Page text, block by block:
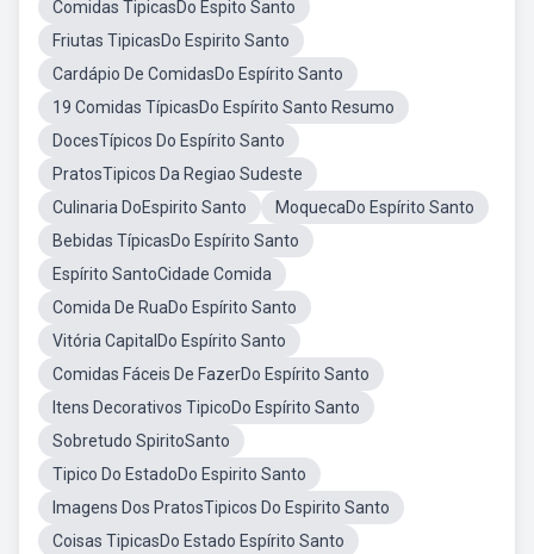
Comidas TipicasDo Espito Santo
Friutas TipicasDo Espirito Santo
Cardápio De ComidasDo Espírito Santo
19 Comidas TípicasDo Espírito Santo Resumo
DocesTípicos Do Espírito Santo
PratosTipicos Da Regiao Sudeste
Culinaria DoEspirito Santo
MoquecaDo Espírito Santo
Bebidas TípicasDo Espírito Santo
Espírito SantoCidade Comida
Comida De RuaDo Espírito Santo
Vitória CapitalDo Espírito Santo
Comidas Fáceis De FazerDo Espírito Santo
Itens Decorativos TipicoDo Espírito Santo
Sobretudo SpiritoSanto
Tipico Do EstadoDo Espirito Santo
Imagens Dos PratosTipicos Do Espirito Santo
Coisas TipicasDo Estado Espírito Santo